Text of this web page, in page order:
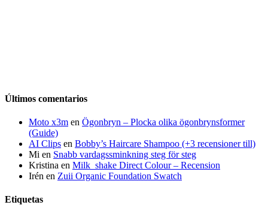
Últimos comentarios
Moto x3m en Ögonbryn – Plocka olika ögonbrynsformer
(Guide)
AI Clips en Bobby’s Haircare Shampoo (+3 recensioner till)
Mi en Snabb vardagssminkning steg för steg
Kristina en Milk_shake Direct Colour – Recension
Irén en Zuii Organic Foundation Swatch
Etiquetas